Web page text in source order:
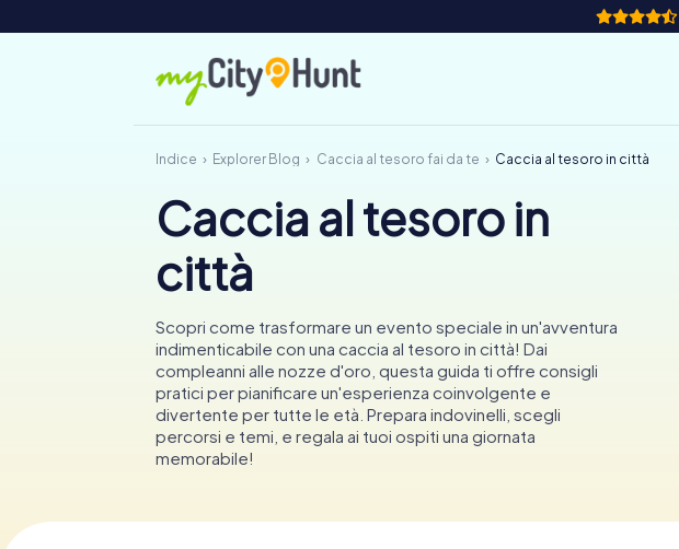
Indice Explorer Blog Caccia al tesoro fai da te Caccia al tesoro in città
Caccia al tesoro in
città
Scopri come trasformare un evento speciale in un'avventura
indimenticabile con una caccia al tesoro in città! Dai
compleanni alle nozze d'oro, questa guida ti offre consigli
pratici per pianificare un'esperienza coinvolgente e
divertente per tutte le età. Prepara indovinelli, scegli
percorsi e temi, e regala ai tuoi ospiti una giornata
memorabile!